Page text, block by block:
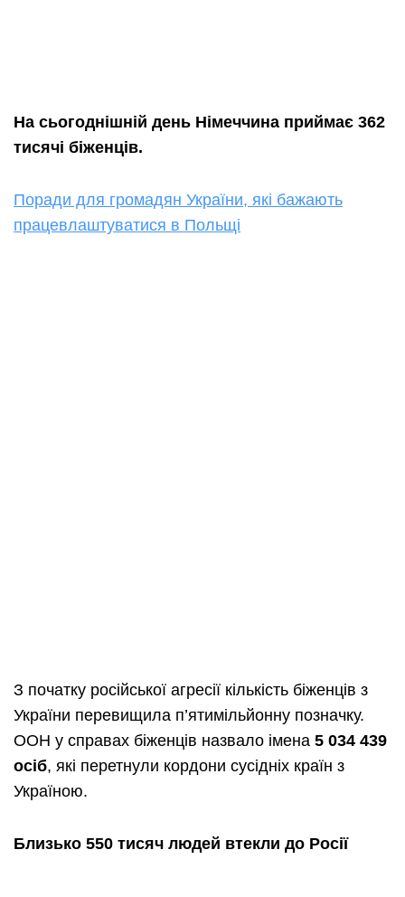
На сьогоднішній день Німеччина приймає 362
тисячі біженців.
Поради для громадян України, які бажають
працевлаштуватися в Польщі
З початку російської агресії кількість біженців з
України перевищила п’ятимільйонну позначку.
ООН у справах біженців назвало імена 5 034 439
осіб, які перетнули кордони сусідніх країн з
Україною.
Близько 550 тисяч людей втекли до Росії